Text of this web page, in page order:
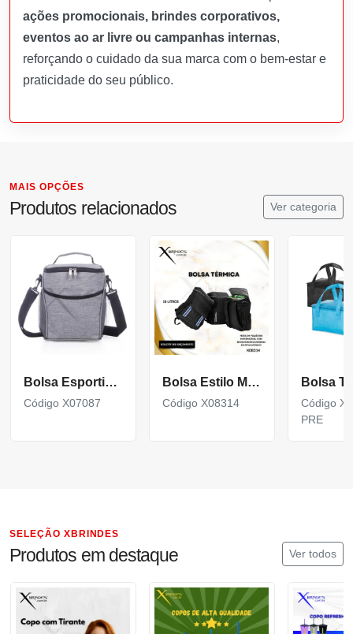
ações promocionais, brindes corporativos,
eventos ao ar livre ou campanhas internas,
reforçando o cuidado da sua marca com o bem-estar e
praticidade do seu público.
MAIS OPÇÕES
Produtos relacionados Ver categoria
Bolsa Esportiva 46 Litros
Código X07087
Bolsa Estilo Mochila Térmica com Capacidade de 18 Litros X08314
Código X08314
Código
PRE
SELEÇÃO XBRINDES
Produtos em destaque Ver todos